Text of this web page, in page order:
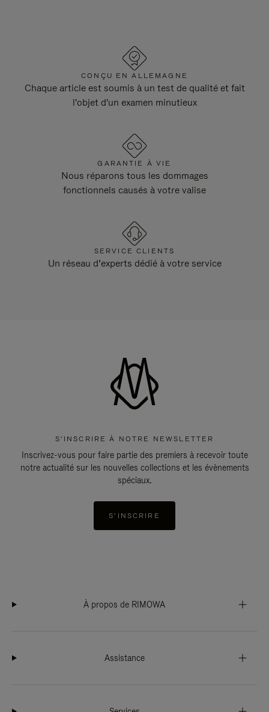
CONÇU EN ALLEMAGNE
Chaque article est soumis à un test de qualité et fait
l'objet d'un examen minutieux
GARANTIE À VIE
Nous réparons tous les dommages
fonctionnels causés à votre valise
SERVICE CLIENTS
Un réseau d’experts dédié à votre service
S'INSCRIRE À NOTRE NEWSLETTER
Inscrivez-vous pour faire partie des premiers à recevoir toute
notre actualité sur les nouvelles collections et les évènements
spéciaux.
S'INSCRIRE
À propos de RIMOWA
Assistance